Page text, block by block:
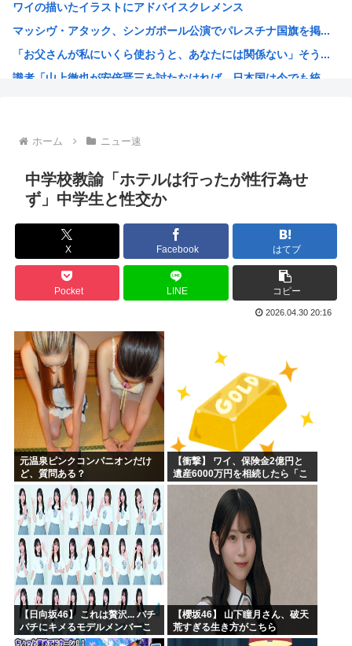
【悲報】デカイファミチキだと思って買ったら小さかったから...
【悲報】とんでもないヤバい台風さん、お盆を直撃www
【韓国株】 7月のKOSPI 28.9％下落…通貨危機を...
ワイの描いたイラストにアドバイスクレメンス
マッシヴ・アタック、シンガポール公演でパレスチナ国旗を掲...
「お父さんが私にいくら使おうと、あなたには関係ない」そう...
識者「山上徹也が安倍晋三を討たなければ、日本国は今でも統...
プーチン「あえて申し上げます。助けてください。」
このガンプラなにかわかる？
エッヂ声優大好き部
イチローがマリナーズ主催のHRダービーで見せた活躍にML...
高市早苗、また怪しい経歴が出てくるwww
子供にはロボットアニメ以外禁止にするわ
【画像】キオクシア声優・羊宮妃那ちゃん今日も信用できるw...
デスノートの魅上照がめっちゃ好きなんだが
韓国人「最近の日本アニメ業界の勢力図を変えたと言われる作...
靖国神社、自衛官以外の軍服を禁止「コスプレは英霊を侮辱」
エ口漫画描いたんだけどpixivで誰も見ない
AI扱いされた絵師、筆を折る
ホーム ニュー速
中学校教諭「ホテルは行ったが性行為せ
ず」中学生と性交か
X Facebook はてブ
Pocket LINE コピー
2026.04.30 20:16
元温泉ピンクコンパニオンだけ
ど、質問ある？
【衝撃】 ワイ、保険金2億円と
遺産6000万円を相続したら「こ
う」なった・・・
【日向坂46】 これは贅沢... バチ
バチにキメるモデルメンバーこ
ちら
【櫻坂46】 山下瞳月さん、破天
荒すぎる生き方がこちら